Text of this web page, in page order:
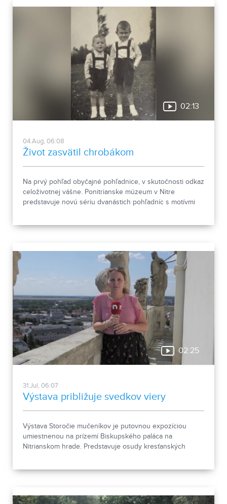
02:13
04.Aug, 06:08
Život zasvätil chrobákom
Na prvý pohľad obyčajné pohľadnice, v skutočnosti odkaz
celoživotnej vášne. Ponitrianske múzeum v Nitre
predstavuje novú sériu dvanástich pohľadníc s motívmi
odchode.
02:25
31.Jul, 06:07
Výstava približuje svedkov viery
Výstava Storočie mučeníkov je putovnou expozíciou
umiestnenou na prízemí Biskupského paláca na
Nitrianskom hrade. Predstavuje osudy kresťanských